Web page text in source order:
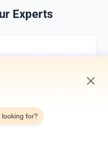
Experts
looking for?